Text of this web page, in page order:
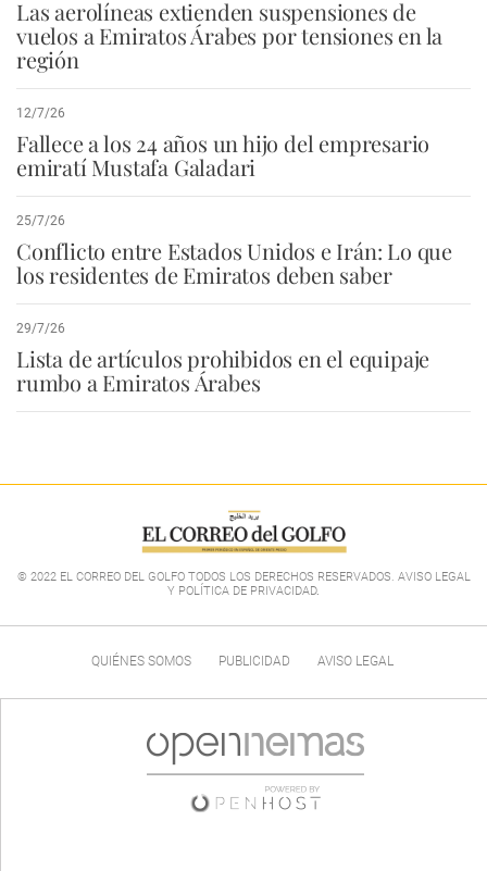
Las aerolíneas extienden suspensiones de
vuelos a Emiratos Árabes por tensiones en la
región
12/7/26
Fallece a los 24 años un hijo del empresario
emiratí Mustafa Galadari
25/7/26
Conflicto entre Estados Unidos e Irán: Lo que
los residentes de Emiratos deben saber
29/7/26
Lista de artículos prohibidos en el equipaje
rumbo a Emiratos Árabes
© 2022 EL CORREO DEL GOLFO TODOS LOS DERECHOS RESERVADOS. AVISO LEGAL
Y POLÍTICA DE PRIVACIDAD.
QUIÉNES SOMOS PUBLICIDAD AVISO LEGAL